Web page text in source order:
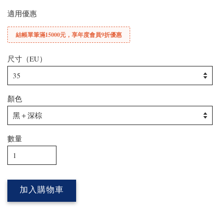
適用優惠
結帳單筆滿15000元，享年度會員9折優惠
尺寸（EU）
顏色
數量
加入購物車